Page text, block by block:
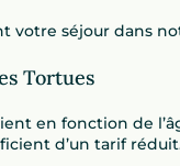
votre séjour dans
Tortues
en fonction de
d’un tarif